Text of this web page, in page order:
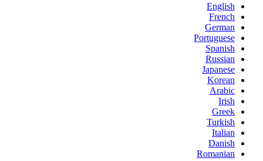
English
French
German
Portuguese
Spanish
Russian
Japanese
Korean
Arabic
Irish
Greek
Turkish
Italian
Danish
Romanian